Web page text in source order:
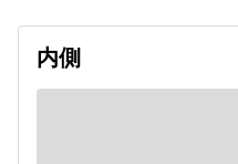
内側